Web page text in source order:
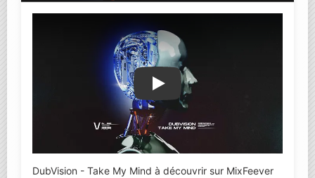
Lire la vidéo YouTube
DubVision - Take My Mind à découvrir sur MixFeever